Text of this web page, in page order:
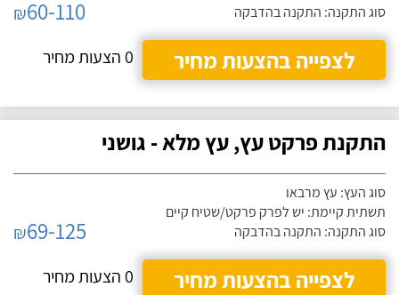
סוג התקנה: התקנה בהדבקה
₪60-110
לצפייה בהצעות מחיר
0 הצעות מחיר
התקנת פרקט עץ, עץ מלא - גושני
סוג העץ: עץ מרבאו
תשתית קיימת: יש לפרק פרקט/שטיח קיים
סוג התקנה: התקנה בהדבקה
₪69-125
לצפייה בהצעות מחיר
0 הצעות מחיר